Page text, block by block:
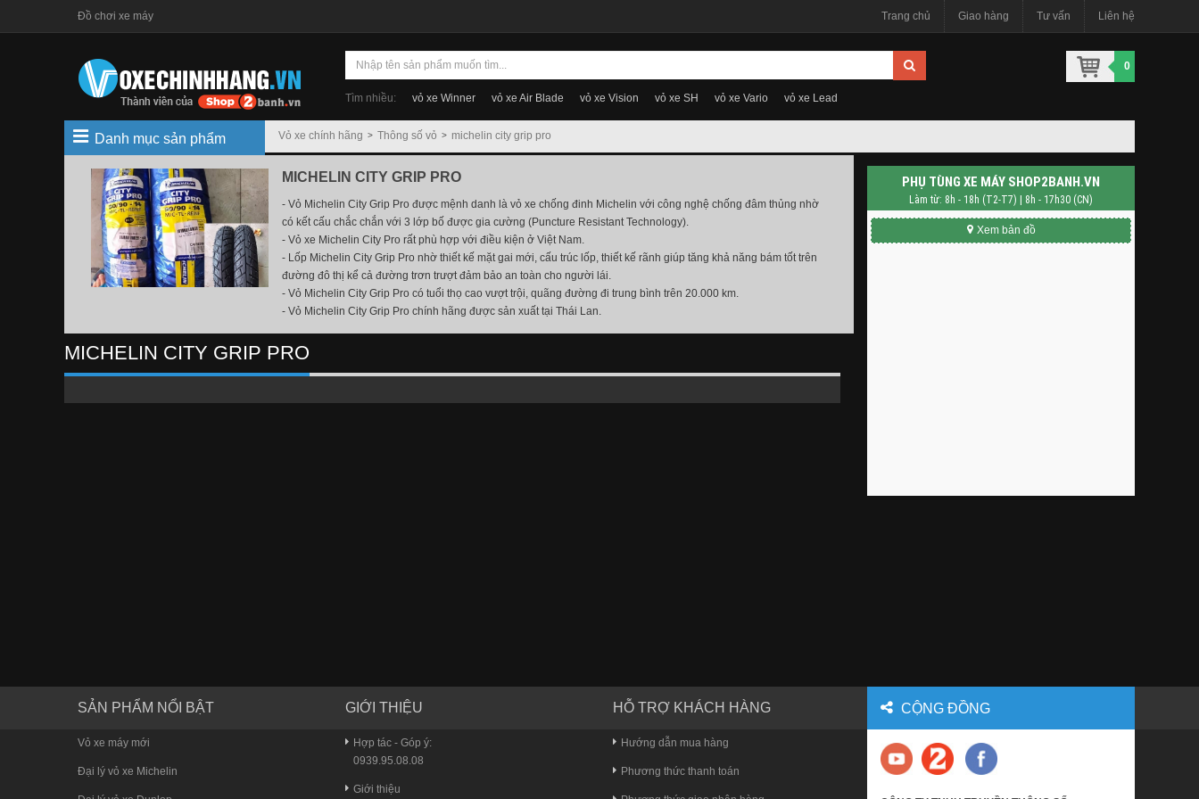
Đồ chơi xe máy Trang chủ Giao hàng Tư vấn Liên hệ
Tìm nhiều: vỏ xe Winner vỏ xe Air Blade vỏ xe Vision vỏ xe SH vỏ xe Vario vỏ xe Lead
0
Vỏ xe chính hãng Thông số vỏ michelin city grip pro
Danh mục sản phẩm
MICHELIN CITY GRIP PRO
- Vỏ Michelin City Grip Pro được mệnh danh là vỏ xe chống đinh Michelin với công nghệ chống đâm thủng nhờ
có kết cấu chắc chắn với 3 lớp bố được gia cường (Puncture Resistant Technology).
- Vỏ xe Michelin City Pro rất phù hợp với điều kiện ở Việt Nam.
- Lốp Michelin City Grip Pro nhờ thiết kế mặt gai mới, cấu trúc lốp, thiết kế rãnh giúp tăng khả năng bám tốt trên
đường đô thị kể cả đường trơn trượt đảm bảo an toàn cho người lái.
- Vỏ Michelin City Grip Pro có tuổi thọ cao vượt trội, quãng đường đi trung bình trên 20.000 km.
- Vỏ Michelin City Grip Pro chính hãng được sản xuất tại Thái Lan.
MICHELIN CITY GRIP PRO
PHỤ TÙNG XE MÁY SHOP2BANH.VN
Làm từ: 8h - 18h (T2-T7) | 8h - 17h30 (CN)
Xem bản đồ
SẢN PHẨM NỔI BẬT
Vỏ xe máy mới
Đại lý vỏ xe Michelin
GIỚI THIỆU
Hợp tác - Góp ý:
0939.95.08.08
Giới thiệu
HỖ TRỢ KHÁCH HÀNG
Hướng dẫn mua hàng
Phương thức thanh toán
CỘNG ĐỒNG